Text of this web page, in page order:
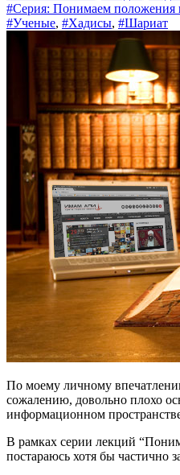
#Серия: Понимаем положения
#Ученые, #Хадисы, #Шариат
По моему личному впечатлению, тема иджтихада и таклида, к
сожалению, довольно плохо
информационном
В рамках серии лекций
постараюсь хотя бы частично